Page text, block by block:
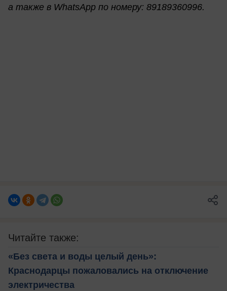
а также в WhatsApp по номеру: 89189360996.
Читайте также:
«Без света и воды целый день»:
Краснодарцы пожаловались на отключение
электричества